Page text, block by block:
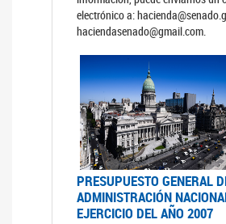
electrónico a:
haciendasenado@gmail.com.
PRESUPUESTO GENERAL
ADMINISTRACIÓN
EJERCICIO DEL AÑO 2007